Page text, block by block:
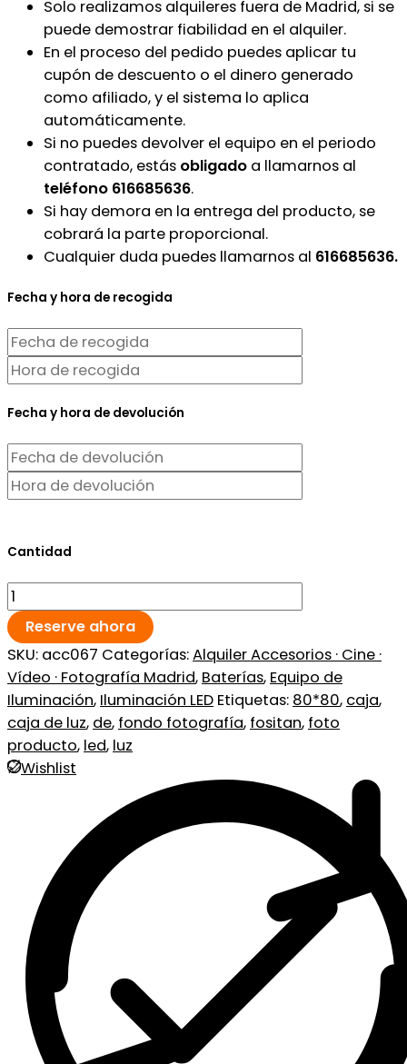
Solo realizamos alquileres fuera de Madrid, si se
puede demostrar fiabilidad en el alquiler.
En el proceso del pedido puedes aplicar tu
cupón de descuento o el dinero generado
como afiliado, y el sistema lo aplica
automáticamente.
Si no puedes devolver el equipo en el periodo
contratado, estás obligado a llamarnos al
teléfono 616685636.
Si hay demora en la entrega del producto, se
cobrará la parte proporcional.
Cualquier duda puedes llamarnos al 616685636.
Fecha y hora de recogida
Fecha y hora de devolución
Cantidad
Reserve ahora
SKU: acc067 Categorías:Alquiler Accesorios · Cine ·
Vídeo · Fotografía Madrid, Baterías, Equipo de
Iluminación, Iluminación LED Etiquetas: 80*80, caja,
caja de luz, de, fondo fotografía, fositan, foto
producto, led, luz
Wishlist